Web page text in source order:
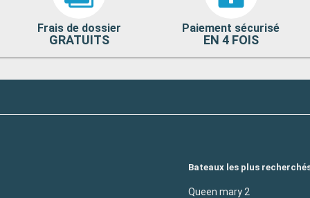
des
kilomètres,
offrant
Frais de dossier
GRATUITS
Paiement sécurisé
EN 4 FOIS
Bateaux les plus
Queen mary 2